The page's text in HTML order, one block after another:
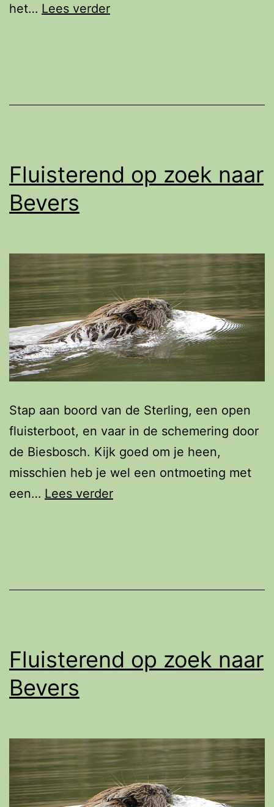
het… Lees verderBiesbosch
Fluisterend op zoek naar
Bevers
Stap aan boord van de Sterling, een open
fluisterboot, en vaar in de schemering door
de Biesbosch. Kijk goed om je heen,
misschien heb je wel een ontmoeting met
een… Lees verderFluisterend
Fluisterend op zoek naar
Bevers